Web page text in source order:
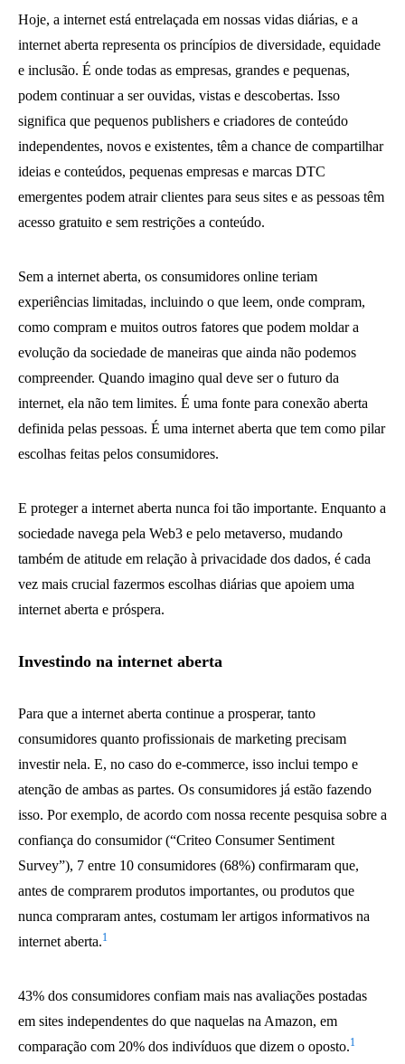
Hoje, a internet está entrelaçada em nossas vidas diárias, e a
internet aberta representa os princípios de diversidade, equidade
e inclusão. É onde todas as empresas, grandes e pequenas,
podem continuar a ser ouvidas, vistas e descobertas. Isso
significa que pequenos publishers e criadores de conteúdo
independentes, novos e existentes, têm a chance de compartilhar
ideias e conteúdos, pequenas empresas e marcas DTC
emergentes podem atrair clientes para seus sites e as pessoas têm
acesso gratuito e sem restrições a conteúdo.
Sem a internet aberta, os consumidores online teriam
experiências limitadas, incluindo o que leem, onde compram,
como compram e muitos outros fatores que podem moldar a
evolução da sociedade de maneiras que ainda não podemos
compreender. Quando imagino qual deve ser o futuro da
internet, ela não tem limites. É uma fonte para conexão aberta
definida pelas pessoas. É uma internet aberta que tem como pilar
escolhas feitas pelos consumidores.
E proteger a internet aberta nunca foi tão importante. Enquanto a
sociedade navega pela Web3 e pelo metaverso, mudando
também de atitude em relação à privacidade dos dados, é cada
vez mais crucial fazermos escolhas diárias que apoiem uma
internet aberta e próspera.
Investindo na internet aberta
Para que a internet aberta continue a prosperar, tanto
consumidores quanto profissionais de marketing precisam
investir nela. E, no caso do e-commerce, isso inclui tempo e
atenção de ambas as partes. Os consumidores já estão fazendo
isso. Por exemplo, de acordo com nossa recente pesquisa sobre a
confiança do consumidor (“Criteo Consumer Sentiment
Survey”), 7 entre 10 consumidores (68%) confirmaram que,
antes de comprarem produtos importantes, ou produtos que
nunca compraram antes, costumam ler artigos informativos na
internet aberta.1
43% dos consumidores confiam mais nas avaliações postadas
em sites independentes do que naquelas na Amazon, em
comparação com 20% dos indivíduos que dizem o oposto.1